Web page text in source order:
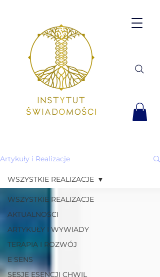
Artykuły i Realizacje
WSZYSTKIE REALIZACJE
AKTUALNOŚCI
ARTYKUŁY I WYWIADY
TERAPIA I ROZWÓJ
E SENS
SESJE ESENCJI CHWIL
WSZYSTKIE REALIZACJE